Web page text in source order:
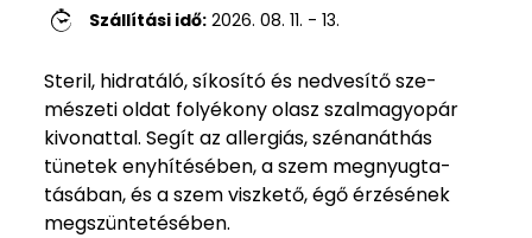
Szállítási idő: 2026. 08. 11. - 13.
Steril, hidratáló, síkosító és nedvesítő sze­
mészeti oldat folyékony olasz szalmagyopár
kivonattal. Segít az allergiás, szénanáthás
tünetek enyhítésében, a szem megnyugta­
tásában, és a szem viszkető, égő érzésének
megszüntetésében.